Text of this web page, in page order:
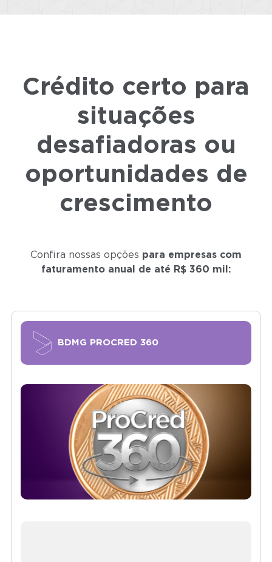
Crédito certo para
situações
desafiadoras ou
oportunidades de
crescimento
Confira nossas opções para empresas com
faturamento anual de até R$ 360 mil:
BDMG PROCRED 360